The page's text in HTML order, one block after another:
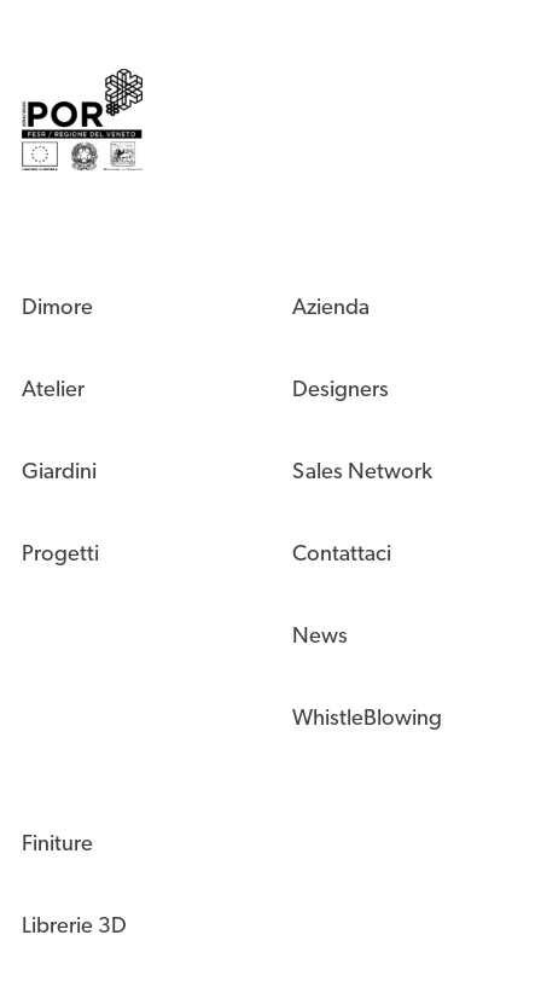
Dimore
Atelier
Giardini
Progetti
Azienda
Designers
Sales Network
Contattaci
News
WhistleBlowing
Finiture
Librerie 3D